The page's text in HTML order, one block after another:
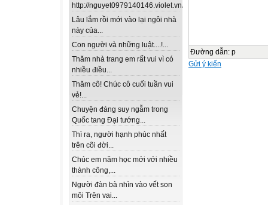
http://nguyet0979140146.violet.vn/...
Lâu lắm rồi mới vào lại ngôi nhà
này của...
Con người và những luật....!...
Thăm nhà trang em rất vui vì có
nhiều điều...
Thăm cô! Chúc cô cuối tuần vui
vẻ!...
Chuyện đáng suy ngẫm trong
Quốc tang Đại tướng...
Thì ra, người hạnh phúc nhất
trên cõi đời...
Chúc em năm học mới với nhiều
thành công,...
Người đàn bà nhìn vào vết son
môi Trên vai...
Đường dẫn: p
Gửi ý kiến